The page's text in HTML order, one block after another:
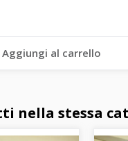
Aggiungi al carrello
nella stessa